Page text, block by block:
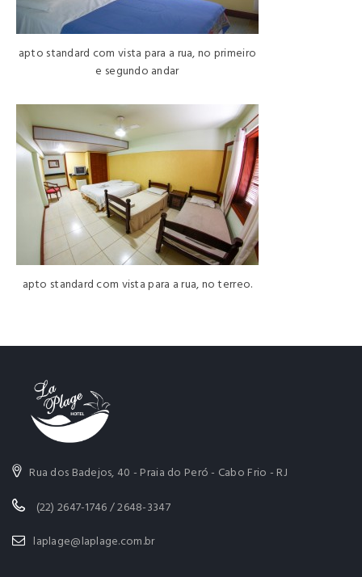
apto standard com vista para a rua, no primeiro
e segundo andar
apto standard com vista para a rua, no terreo.
Rua dos Badejos, 40 - Praia do Peró - Cabo Frio - RJ
(22) 2647-1746 / 2648-3347
laplage@laplage.com.br